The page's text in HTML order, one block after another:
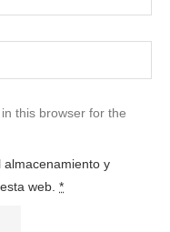
this browser for the
almacenamiento y
web. *